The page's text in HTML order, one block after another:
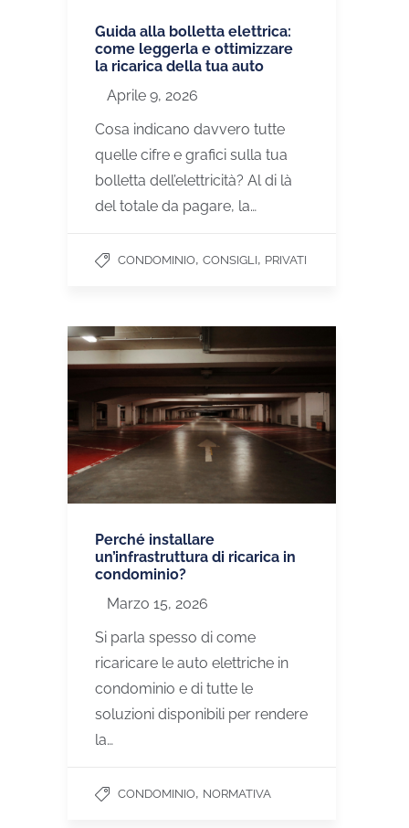
Guida alla bolletta elettrica:
come leggerla e ottimizzare
la ricarica della tua auto
Aprile 9, 2026
Cosa indicano davvero tutte
quelle cifre e grafici sulla tua
bolletta dell’elettricità? Al di là
del totale da pagare, la…
CONDOMINIO, CONSIGLI, PRIVATI
Perché installare
un’infrastruttura di ricarica in
condominio?
Marzo 15, 2026
Si parla spesso di come
ricaricare le auto elettriche in
condominio e di tutte le
soluzioni disponibili per rendere
la…
CONDOMINIO, NORMATIVA